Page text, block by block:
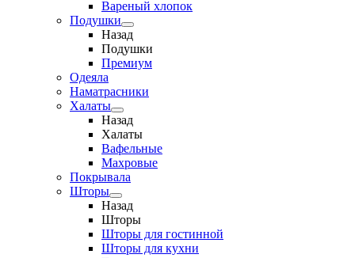
Вареный хлопок
Подушки
Назад
Подушки
Премиум
Одеяла
Наматрасники
Халаты
Назад
Халаты
Вафельные
Махровые
Покрывала
Шторы
Назад
Шторы
Шторы для гостинной
Шторы для кухни